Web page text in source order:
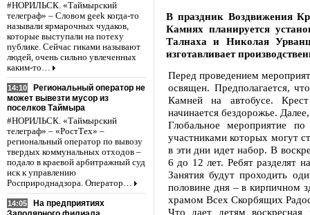
#НОРИЛЬСК. «Таймырский
телеграф» – Словом geek когда-то
называли ярмарочных чудаков,
которые выступали на потеху
публике. Сейчас гиками называют
людей, очень сильно увлеченных
каким-то…
14:10
Региональный оператор не
может вывезти мусор из
поселков Таймыра
#НОРИЛЬСК. «Таймырский
телеграф» – «РостТех» –
региональный оператор по вывозу
твердых коммунальных отходов –
подало в краевой арбитражный суд
иск к управлению
Росприроднадзора. Оператор…
14:05
На предприятиях
В праздник Воздвижения
Камнях планируется
Талнаха и Николая
изготавливает
Перед проведением
освящен. Предполагается,
Камней на автобусе.
начинается бездорожье.
Глобальное мероприятие
участниками которых могут
в эти дни идет набор. В
6 до 12 лет. Ребят разделят
Занятия будут проходить
половине дня – в кирпичном
храмом Всех Скорбящих
Что дает детям